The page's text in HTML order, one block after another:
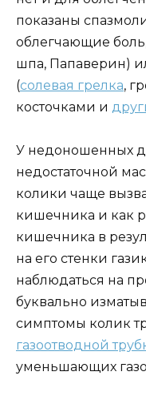
показаны
облегчающие
шпа, Папаверин)
(солевая грелка,
косточками и
У недоношенных
недостаточной
колики чаще
кишечника и как
кишечника в
на его стенки
наблюдаться на
буквально
симптомы колик
газоотводной
уменьшающих